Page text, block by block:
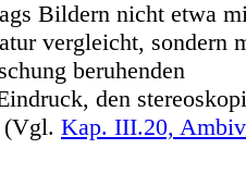
Bildern nicht etwa
vergleicht, sondern
beruhenden
den
(Vgl. Kap. III.20,